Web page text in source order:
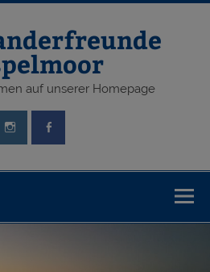
auf unserer Homepage